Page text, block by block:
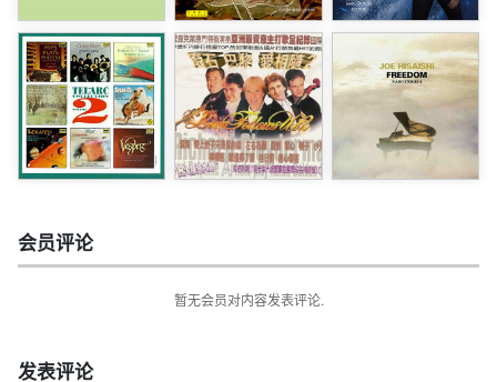
会员评论
暂无会员对内容发表评论.
发表评论